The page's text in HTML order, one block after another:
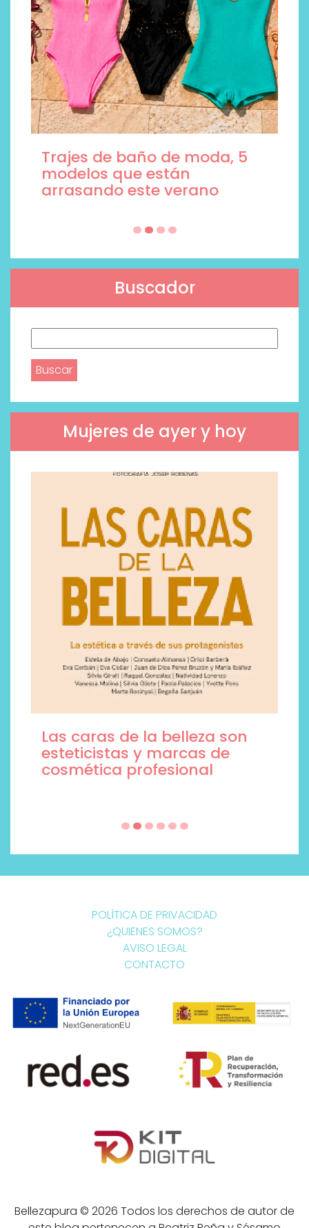
Trajes de baño de moda, 5
modelos que están
arrasando este verano
Buscador
Mujeres de ayer y hoy
Las caras de la belleza son
esteticistas y marcas de
cosmética profesional
POLÍTICA DE PRIVACIDAD
¿QUIENES SOMOS?
AVISO LEGAL
CONTACTO
Bellezapura © 2026 Todos los derechos de autor de